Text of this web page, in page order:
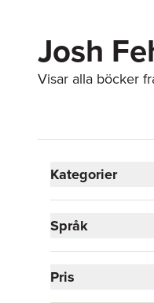
Josh
Visar alla böcker
Kategorier
Sport, fritid och hobby
Visa fler
Språk
Pris